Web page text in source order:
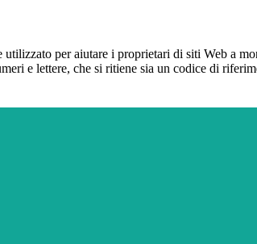
per aiutare i proprietari di siti Web a
e lettere, che si ritiene sia un codice di